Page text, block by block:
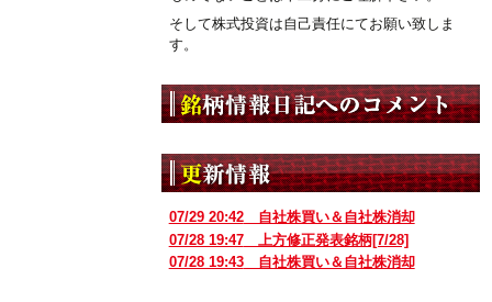
そして株式投資は自己責任にてお願い致しま
す。
07/29 20:42自社株買い＆自社株消却
07/28 19:47上方修正発表銘柄[7/28]
07/28 19:43自社株買い＆自社株消却